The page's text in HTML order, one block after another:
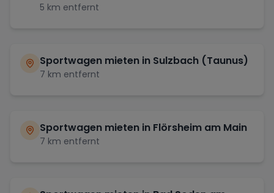
5 km entfernt
Sportwagen mieten in Sulzbach (Taunus)
7 km entfernt
Sportwagen mieten in Flörsheim am Main
7 km entfernt